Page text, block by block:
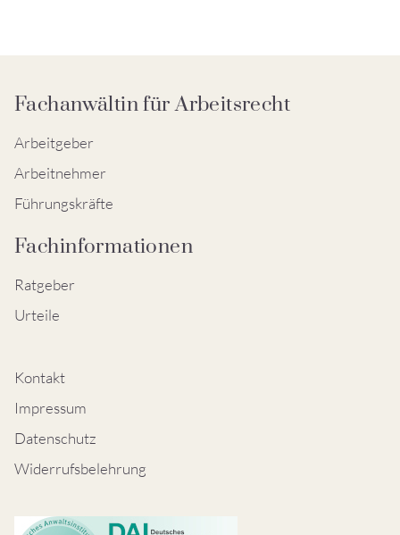
Fachanwältin für Arbeitsrecht
Arbeitgeber
Arbeitnehmer
Führungskräfte
Fachinformationen
Ratgeber
Urteile
Kontakt
Impressum
Datenschutz
Widerrufsbelehrung